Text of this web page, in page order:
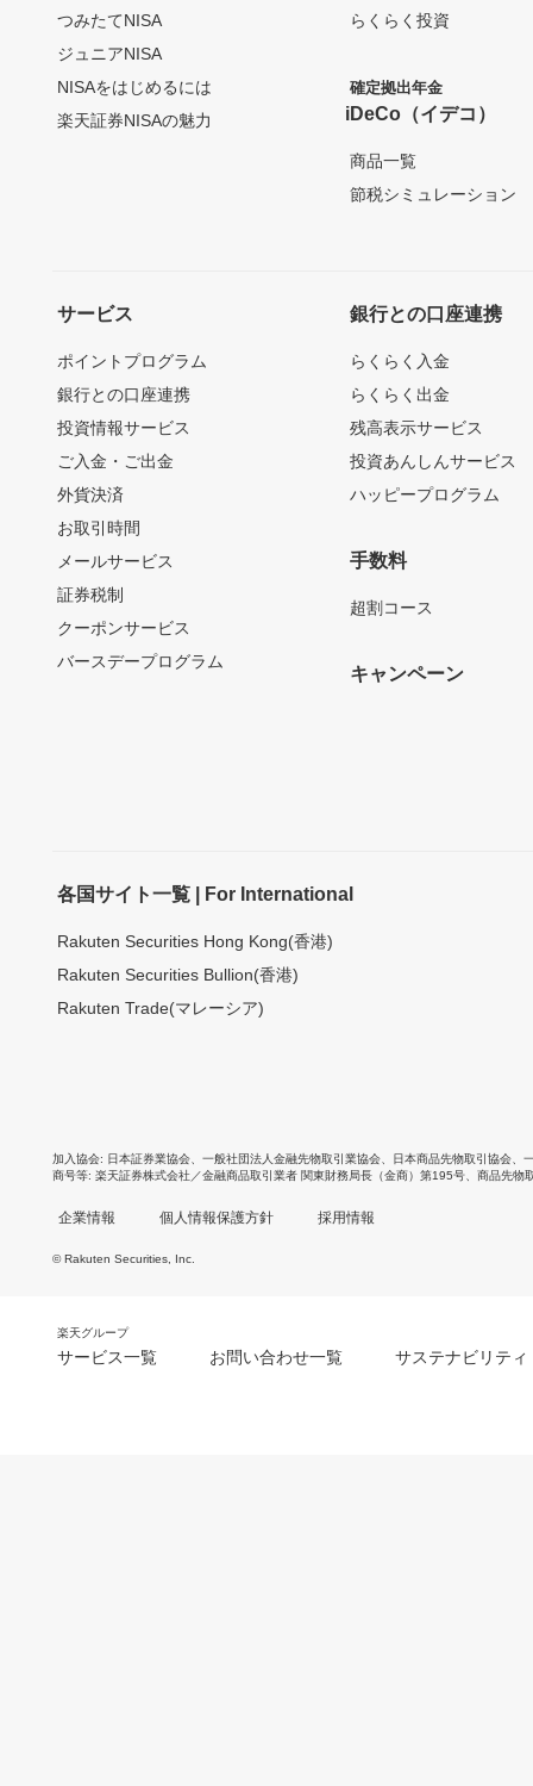
つみたてNISA
ジュニアNISA
NISAをはじめるには
楽天証券NISAの魅力
らくらく投資
確定拠出年金
iDeCo（イデコ）
商品一覧
節税シミュレーション
サービス
ポイントプログラム
銀行との口座連携
投資情報サービス
ご入金・ご出金
外貨決済
お取引時間
メールサービス
証券税制
クーポンサービス
バースデープログラム
銀行との口座連携
らくらく入金
らくらく出金
残高表示サービス
投資あんしんサービス
ハッピープログラム
手数料
超割コース
キャンペーン
各国サイト一覧 | For International
Rakuten Securities Hong Kong(香港)
Rakuten Securities Bullion(香港)
Rakuten Trade(マレーシア)
加入協会 日本証券業協会 一般社団法人金融先物取引業協会 日本商品先物取引協会
商号等 楽天証券株式会社／金融商品取引業者 関東財務局長（金商）第195号、商品先物
企業情報 個人情報保護方針 採用情報
© Rakuten Securities, Inc.
楽天グループ
サービス一覧 お問い合わせ一覧 サステナビリティ